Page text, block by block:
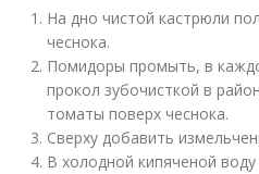
На дно чистой кастрюли
чеснока.
Помидоры промыть, в
прокол зубочисткой в
томаты поверх чеснока.
Сверху добавить
В холодной кипяченой